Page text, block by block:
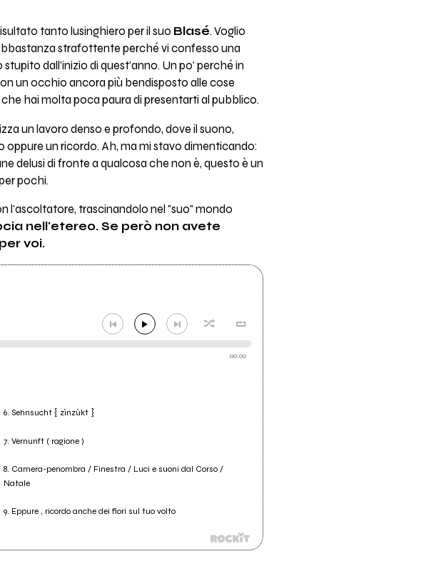
tanto lusinghiero per il suo Blasé. Voglio
strafottente perché vi confesso una
dall'inizio di quest'anno. Un po' perché in
un occhio ancora più bendisposto alle cose
hai molta poca paura di presentarti al pubblico.
un lavoro denso e profondo, dove il suono,
un ricordo. Ah, ma mi stavo dimenticando:
delusi di fronte a qualcosa che non è, questo è un
pochi.
l'ascoltatore, trascinandolo nel "suo" mondo
nell'etereo. Se però non avete
voi.
00:00
6. Sehnsucht { zìnzùkt }
7. Vernunft ( ragione )
8. Camera-penombra / Finestra / Luci e suoni dal Corso /
Natale
9. Eppure , ricordo anche dei fiori sul tuo volto